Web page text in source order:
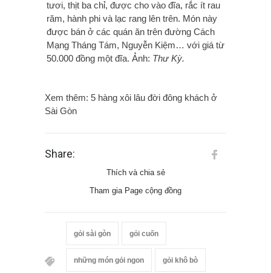
tươi, thịt ba chỉ, được cho vào đĩa, rắc ít rau
răm, hành phi và lạc rang lên trên. Món này
được bán ở các quán ăn trên đường Cách
Mạng Tháng Tám, Nguyễn Kiệm… với giá từ
50.000 đồng một đĩa. Ảnh: Thư Kỳ.
Xem thêm: 5 hàng xôi lâu đời đông khách ở
Sài Gòn
Share:
Thích và chia sẻ
Tham gia Page cộng đồng
gỏi sài gòn gỏi cuốn
những món gỏi ngon gỏi khô bò